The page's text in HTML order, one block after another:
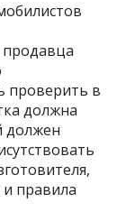
продавца
проверить в
должна
должен
и правила